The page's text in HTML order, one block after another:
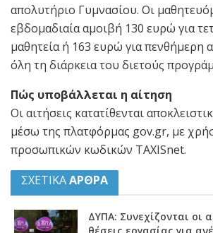
απολυτήριο Γυμνασίου. Οι
εβδομαδιαία αμοιβή 130 ευρώ για
μαθητεία ή 163 ευρώ για πενθήμερη
όλη τη διάρκεια του διετούς
Πώς υποβάλλεται η αίτηση
Οι αιτήσεις κατατίθενται
μέσω της πλατφόρμας gov.gr, με
προσωπικών κωδικών TAXISnet.
ΣΧΕΤΙΚΑΑΡΘΡΑ
ΔΥΠΑ: Συνεχίζονται οι
θέσεις εργασίας για